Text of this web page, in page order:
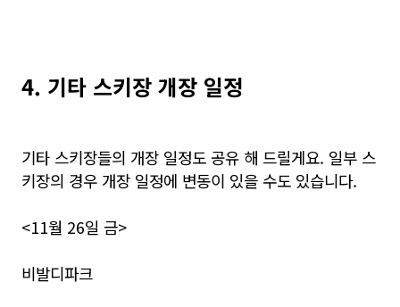
4. 기타 스키장 개장 일정
기타 스키장들의 개장 일정도 공유 해 드릴게요. 일부 스
키장의 경우 개장 일정에 변동이 있을 수도 있습니다.
<11월 26일 금>
비발디파크